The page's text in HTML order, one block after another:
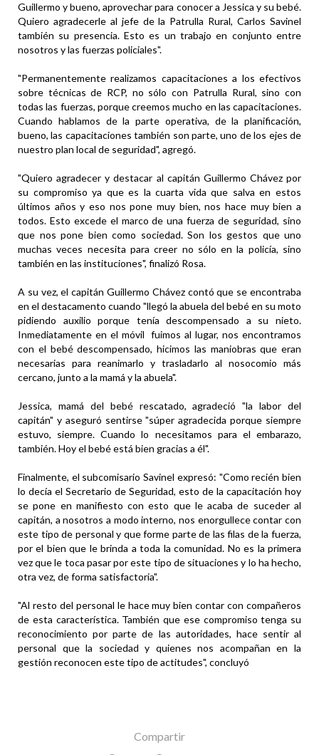
Guillermo y bueno, aprovechar para conocer a Jessica y su bebé.
Quiero agradecerle al jefe de la Patrulla Rural, Carlos Savinel
también su presencia. Esto es un trabajo en conjunto entre
nosotros y las fuerzas policiales".
"Permanentemente realizamos capacitaciones a los efectivos
sobre técnicas de RCP, no sólo con Patrulla Rural, sino con
todas las fuerzas, porque creemos mucho en las capacitaciones.
Cuando hablamos de la parte operativa, de la planificación,
bueno, las capacitaciones también son parte, uno de los ejes de
nuestro plan local de seguridad", agregó.
"Quiero agradecer y destacar al capitán Guillermo Chávez por
su compromiso ya que es la cuarta vida que salva en estos
últimos años y eso nos pone muy bien, nos hace muy bien a
todos. Esto excede el marco de una fuerza de seguridad, sino
que nos pone bien como sociedad. Son los gestos que uno
muchas veces necesita para creer no sólo en la policía, sino
también en las instituciones", finalizó Rosa.
A su vez, el capitán Guillermo Chávez contó que se encontraba
en el destacamento cuando "llegó la abuela del bebé en su moto
pidiendo auxilio porque tenía descompensado a su nieto.
Inmediatamente en el móvil fuimos al lugar, nos encontramos
con el bebé descompensado, hicimos las maniobras que eran
necesarias para reanimarlo y trasladarlo al nosocomio más
cercano, junto a la mamá y la abuela".
Jessica, mamá del bebé rescatado, agradeció "la labor del
capitán" y aseguró sentirse "súper agradecida porque siempre
estuvo, siempre. Cuando lo necesitamos para el embarazo,
también. Hoy el bebé está bien gracias a él".
Finalmente, el subcomisario Savinel expresó: "Como recién bien
lo decía el Secretario de Seguridad, esto de la capacitación hoy
se pone en manifiesto con esto que le acaba de suceder al
capitán, a nosotros a modo interno, nos enorgullece contar con
este tipo de personal y que forme parte de las filas de la fuerza,
por el bien que le brinda a toda la comunidad. No es la primera
vez que le toca pasar por este tipo de situaciones y lo ha hecho,
otra vez, de forma satisfactoria".
"Al resto del personal le hace muy bien contar con compañeros
de esta característica. También que ese compromiso tenga su
reconocimiento por parte de las autoridades, hace sentir al
personal que la sociedad y quienes nos acompañan en la
gestión reconocen este tipo de actitudes", concluyó
Compartir